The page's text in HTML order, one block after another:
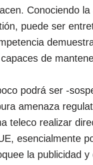
Conociendo
puede ser
de
podrá ser -
amenaza
teleco realizar
esencialmente
la publicidad